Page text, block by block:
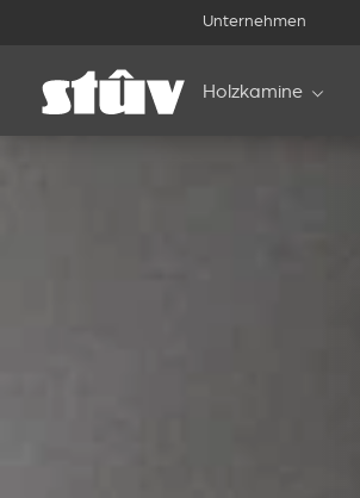
Unternehmen
Holzkamine